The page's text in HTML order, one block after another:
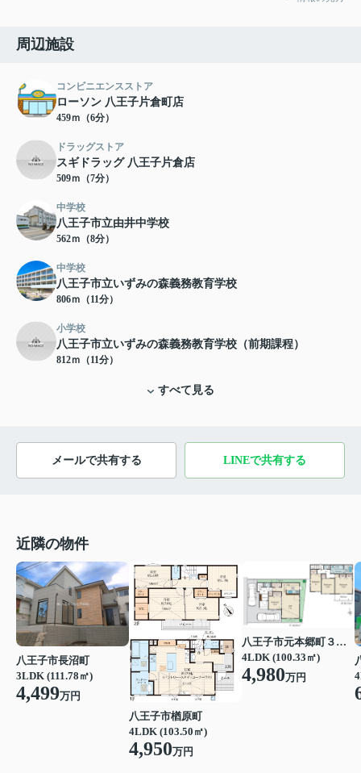
周辺施設
コンビニエンスストア
ローソン 八王子片倉町店
459ｍ（6分）
ドラッグストア
スギドラッグ 八王子片倉店
509ｍ（7分）
中学校
八王子市立由井中学校
562ｍ（8分）
中学校
八王子市立いずみの森義務教育学校
806ｍ（11分）
小学校
八王子市立いずみの森義務教育学校（前期課程）
812ｍ（11分）
すべて見る
メールで共有する LINEで共有する
近隣の物件
八王子市長沼町
3LDK (111.78㎡)
4,499万円
八王子市楢原町
4LDK (103.50㎡)
4,950万円
八王子市元本郷町３丁目
4LDK (100.33㎡)
4,980万円